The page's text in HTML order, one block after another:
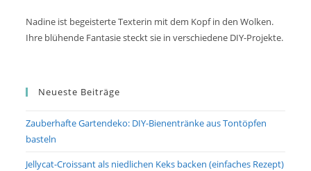
Nadine ist begeisterte Texterin mit dem Kopf in den Wolken.
Ihre blühende Fantasie steckt sie in verschiedene DIY-Projekte.
Neueste Beiträge
Zauberhafte Gartendeko: DIY-Bienentränke aus Tontöpfen
basteln
Jellycat-Croissant als niedlichen Keks backen (einfaches Rezept)